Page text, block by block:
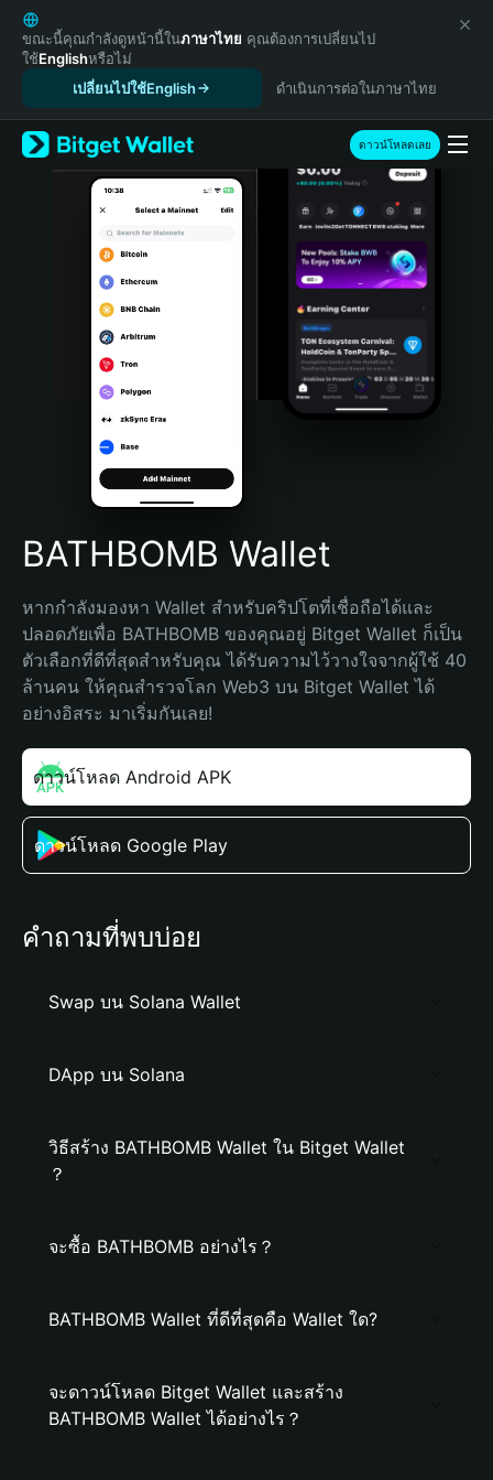
English
日本語
Tiếng Việt
Español (Latinoamérica)
Türkçe
Italiano
Português (Portugal)
Bahasa Indonesia
Português (Brasil)
Español (Argentina)
ขณะนี้คุณกำลังดูหน้านี้ในภาษาไทย คุณต้องการเปลี่ยนไป
ใช้Englishหรือไม่
เปลี่ยนไปใช้English
ดำเนินการต่อในภาษาไทย
ดาวน์โหลดเลย
BATHBOMB Wallet
หากกำลังมองหา Wallet สำหรับคริปโตที่เชื่อถือได้และ
ปลอดภัยเพื่อ BATHBOMB ของคุณอยู่ Bitget Wallet ก็เป็น
ตัวเลือกที่ดีที่สุดสำหรับคุณ ได้รับความไว้วางใจจากผู้ใช้ 40
ล้านคน ให้คุณสำรวจโลก Web3 บน Bitget Wallet ได้
อย่างอิสระ มาเริ่มกันเลย!
ดาวน์โหลด Android APK
ดาวน์โหลด Google Play
คำถามที่พบบ่อย
Swap บน Solana Wallet
DApp บน Solana
วิธีสร้าง BATHBOMB Wallet ใน Bitget Wallet
？
จะซื้อ BATHBOMB อย่างไร？
BATHBOMB Wallet ที่ดีที่สุดคือ Wallet ใด?
จะดาวน์โหลด Bitget Wallet และสร้าง
BATHBOMB Wallet ได้อย่างไร？